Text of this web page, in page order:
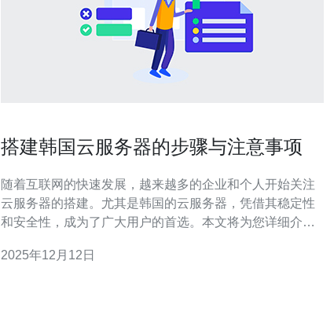
搭建韩国云服务器的步骤与注意事项
随着互联网的快速发展，越来越多的企业和个人开始关注
云服务器的搭建。尤其是韩国的云服务器，凭借其稳定性
和安全性，成为了广大用户的首选。本文将为您详细介绍
用的帮助。 首先，您需要选择一个合适的云服务提供商。
2025年12月12日